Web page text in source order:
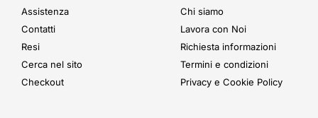
Assistenza
Contatti
Resi
Cerca nel sito
Checkout
Chi siamo
Lavora con Noi
Richiesta informazioni
Termini e condizioni
Privacy e Cookie Policy